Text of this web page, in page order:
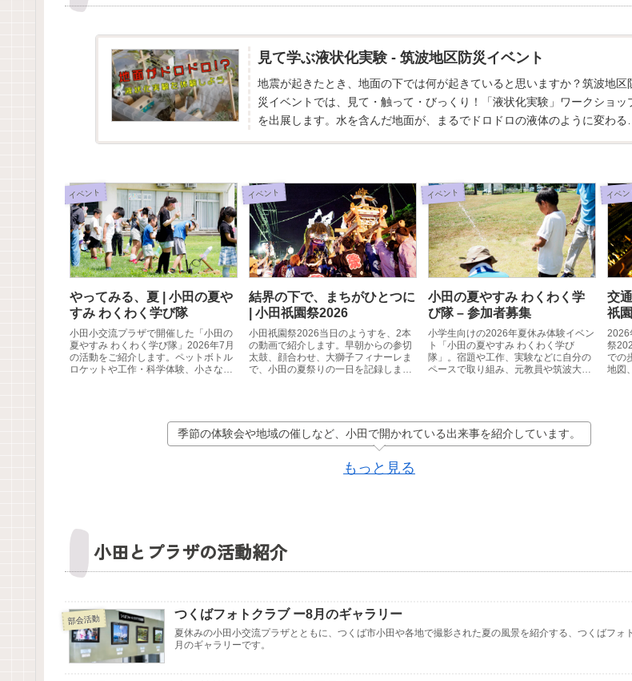
見て学ぶ液状化実験 - 筑波地区防災イベント
地震が起きたとき、地面の下では何が起きていると思いますか？筑波地区
災イベントでは、見て・触って・びっくり！「液状化実験」ワークショッ
を出展します。水を含んだ地面が、まるでドロドロの液体のように変わる
イベント
やってみる、夏 | 小田の夏や
すみ わくわく学び隊
小田小交流プラザで開催した「小田の
夏やすみ わくわく学び隊」2026年7月
の活動をご紹介します。ペットボトル
ロケットや工作・科学体験、小さな生
イベント
結界の下で、まちがひとつに
| 小田祇園祭2026
小田祇園祭2026当日のようすを、2本
の動画で紹介します。早朝からの参切
太鼓、顔合わせ、大獅子フィナーレま
で、小田の夏祭りの一日を記録しまし
イベント
小田の夏やすみ わくわく学
び隊 – 参加者募集
小学生向けの2026年夏休み体験イベン
ト「小田の夏やすみ わくわく学び
隊」。宿題や工作、実験などに自分の
ペースで取り組み、元教員や筑波大学
イベン
交
祇
2026
祭
での
地図
季節の体験会や地域の催しなど、小田で開かれている出来事を紹介しています。
もっと見る
小田とプラザの活動紹介
部会活動 つくばフォトクラブ ー8月のギャラリー
夏休みの小田小交流プラザとともに、つくば市小田や各地で撮影された夏の風景を紹介する、つくばフォ
月のギャラリーです。